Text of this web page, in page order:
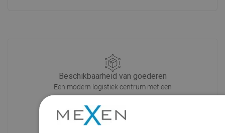
Beschikbaarheid van goederen
Een modern logistiek centrum met een
dan 68.000 palletplaatsen biedt meer
dan 1500.000 beschikbare producten!